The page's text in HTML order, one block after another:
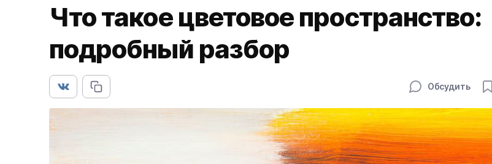
Что такое цветовое пространство:
подробный разбор
Обсудить